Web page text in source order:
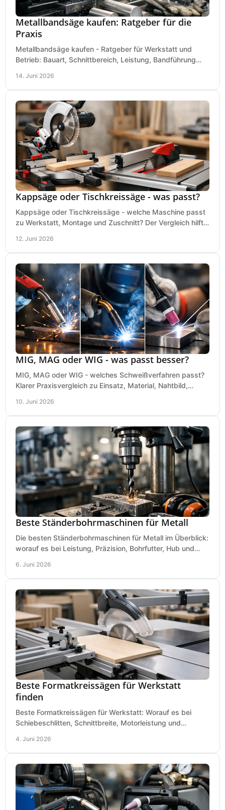
Metallbandsäge kaufen: Ratgeber für die
Praxis
Metallbandsäge kaufen - Ratgeber für Werkstatt und
Betrieb: Bauart, Schnittbereich, Leistung, Bandführung
14. Juni 2026
Kappsäge oder Tischkreissäge - was passt?
Kappsäge oder Tischkreissäge - welche Maschine passt
zu Werkstatt, Montage und Zuschnitt? Der Vergleich hilft
12. Juni 2026
MIG, MAG oder WIG - was passt besser?
MIG, MAG oder WIG - welches Schweißverfahren passt?
Klarer Praxisvergleich zu Einsatz, Material, Nahtbild,
10. Juni 2026
Beste Ständerbohrmaschinen für Metall
Die besten Ständerbohrmaschinen für Metall im Überblick:
worauf es bei Leistung, Präzision, Bohrfutter, Hub und
6. Juni 2026
Beste Formatkreissägen für Werkstatt
finden
Beste Formatkreissägen für Werkstatt: Worauf es bei
Schiebeschlitten, Schnittbreite, Motorleistung und
4. Juni 2026